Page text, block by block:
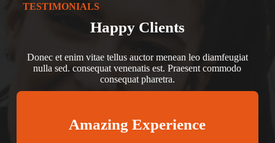
TESTIMONIALS
Happy Clients
Donec et enim vitae tellus auctor menean leo diamfeugiat
nulla sed. consequat venenatis est. Praesent commodo
consequat pharetra.
Amazing Experience